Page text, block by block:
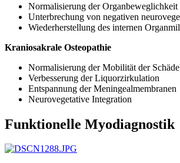
Normalisierung der Organbeweglichkeit
Unterbrechung von negativen
Wiederherstellung des internen
Kraniosakrale Osteopathie
Normalisierung der Mobilität der
Verbesserung der Liquorzirkulation
Entspannung der Meningealmembranen
Neurovegetative Integration
Funktionelle Myodiagnostik